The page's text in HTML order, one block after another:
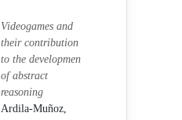
Videogames and
their contribution
to the developmen
of abstract
reasoning
Ardila-Muñoz,